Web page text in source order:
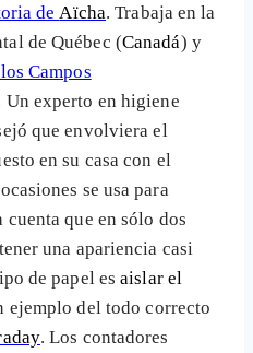
de Aïcha. Trabaja en la
de Québec (Canadá) y
Campos
Un experto en higiene
que envolviera el
en su casa con el
se usa para
que en sólo dos
una apariencia casi
de papel esaislar el
ejemplo del todo correcto
. Los contadores